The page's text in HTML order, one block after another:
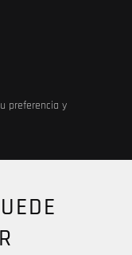
preferencia y